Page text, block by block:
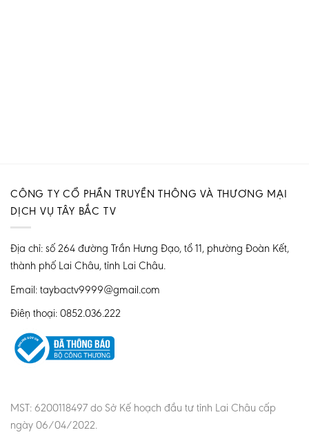
CÔNG TY CỔ PHẦN TRUYỀN THÔNG VÀ THƯƠNG MẠI
DỊCH VỤ TÂY BẮC TV
Địa chỉ: số 264 đường Trần Hưng Đạo, tổ 11, phường Đoàn Kết,
thành phố Lai Châu, tỉnh Lai Châu.
Email: taybactv9999@gmail.com
Điện thoại: 0852.036.222
MST: 6200118497 do Sở Kế hoạch đầu tư tỉnh Lai Châu cấp
ngày 06/04/2022.